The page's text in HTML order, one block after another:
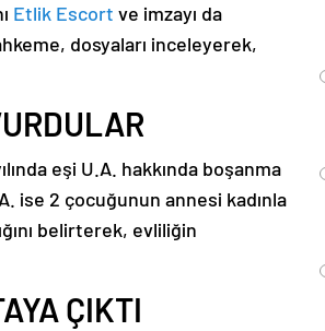
Etlik Escort ve imzayı da
dosyaları inceleyerek,
eşi U.A. hakkında boşanma
ise 2 çocuğunun annesi kadınla
belirterek, evliliğin
ÇIKTI